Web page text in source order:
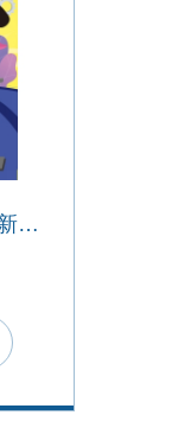
【國立中興大學】學生創新創業教育課程【職場AI應用達人：善用生成式AI提升工作效能】工作坊